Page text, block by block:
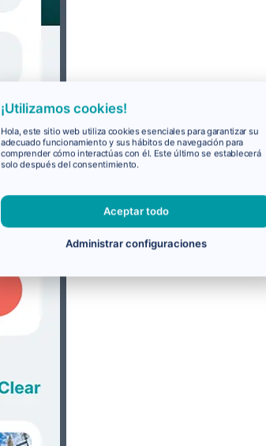
¡Utilizamos cookies!
Hola, este sitio web utiliza cookies esenciales para garantizar su
adecuado funcionamiento y sus hábitos de navegación para
comprender cómo interactúas con él. Este último se establecerá
solo después del consentimiento.
Aceptar todo
Administrar configuraciones